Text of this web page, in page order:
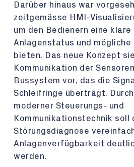
Darüber hinaus war
zeitgemässe HMI-
um den Bedienern eine
Anlagenstatus und mögliche
bieten. Das neue Konzept
Kommunikation der
Bussystem vor, das die
Schleifringe überträgt.
moderner Steuerungs- und
Kommunikationstechnik soll
Störungsdiagnose
Anlagenverfügbarkeit
werden.